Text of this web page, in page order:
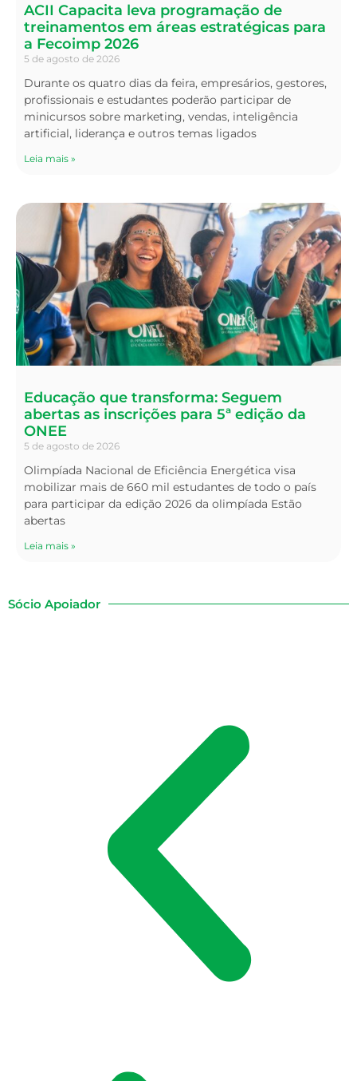
ACII Capacita leva programação de
treinamentos em áreas estratégicas para
a Fecoimp 2026
5 de agosto de 2026
Durante os quatro dias da feira, empresários, gestores,
profissionais e estudantes poderão participar de
minicursos sobre marketing, vendas, inteligência
artificial, liderança e outros temas ligados
Leia mais »
Educação que transforma: Seguem
abertas as inscrições para 5ª edição da
ONEE
5 de agosto de 2026
Olimpíada Nacional de Eficiência Energética visa
mobilizar mais de 660 mil estudantes de todo o país
para participar da edição 2026 da olimpíada Estão
abertas
Leia mais »
Sócio Apoiador